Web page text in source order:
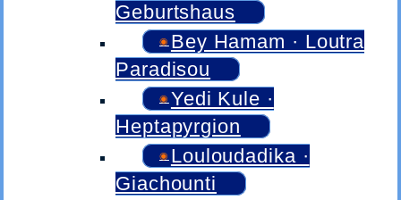
Geburtshaus
Bey Hamam · Loutra
Paradisou
Yedi Kule ·
Heptapyrgion
Louloudadika ·
Giachounti